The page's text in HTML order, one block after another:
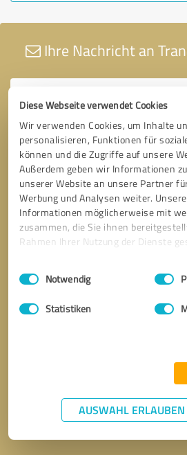
Diese Webseite verwendet Cookies
Wir verwenden Cookies, um Inhalte
personalisieren, Funktionen für
können und die Zugriffe auf unsere
Außerdem geben wir Informationen
unserer Website an unsere Partner
Werbung und Analysen weiter.
Informationen möglicherweise mit
zusammen, die Sie ihnen
Rahmen Ihrer Nutzung der Dienste
Impressum
Einwilligungsauswahl
Notwendig
Statistiken
AUSWAHL ERLAUBEN
Ihre Nachricht an
Nachricht